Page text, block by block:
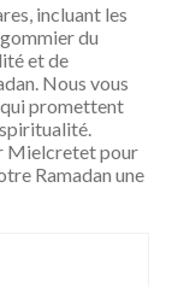
incluant les
du
et de
Nous vous
promettent
Mielcretet pour
Ramadan une